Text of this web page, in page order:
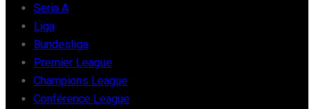
Seria A
Liga
Bundesliga
Premier League
Champions League
Conférence League